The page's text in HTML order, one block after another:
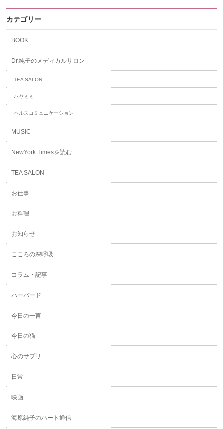
カテゴリー
BOOK
Dr.純子のメディカルサロン
TEA SALON
ハヤミミ
ヘルスコミュニケーション
MUSIC
NewYork Timesを読む
TEA SALON
お仕事
お料理
お知らせ
こころの深呼吸
コラム・記事
ハーバード
今日の一言
今日の猫
心のサプリ
日常
映画
海原純子のハート通信